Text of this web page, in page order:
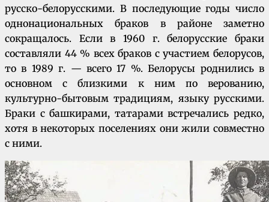
русско-белорусскими. В последующие годы число
однонациональных браков в районе заметно
сокращалось. Если в 1960 г. белорусские браки
составляли 44 % всех браков с участием белорусов,
то в 1989 г. — всего 17 %. Белорусы роднились в
основном с близкими к ним по верованию,
культурно-бытовым традициям, языку русскими.
Браки с башкирами, татарами встречались редко,
хотя в некоторых поселениях они жили совместно
с ними.